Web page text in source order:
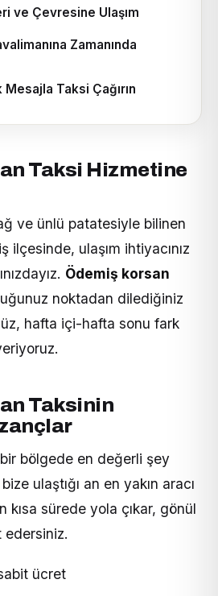
ve Çevresine Ulaşım
Zamanında
Taksi Çağırın
Taksi Hizmetine
ve ünlü patatesiyle bilinen
ilçesinde, ulaşım ihtiyacınız
Ödemiş korsan
noktadan dilediğiniz
hafta içi-hafta sonu fark
Taksinin
bölgede en değerli şey
ulaştığı an en yakın aracı
sürede yola çıkar, gönül
edersiniz.
ücret